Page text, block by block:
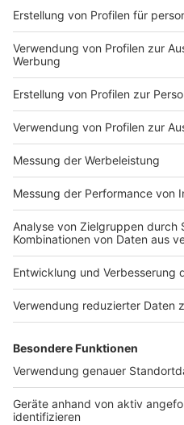
Impressum
Nutzungsbedingungen
Jobs
Presse
Werben
Archiv
ANTENNE BAYERN GROUP
Stiftung ANTENNE BAYERN